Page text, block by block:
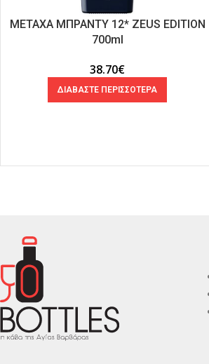
METAXA ΜΠΡΑΝΤΥ 12* ZEUS EDITION
700ml
38.70€
ΔΙΑΒΑΣΤΕ ΠΕΡΙΣΣΟΤΕΡΑ